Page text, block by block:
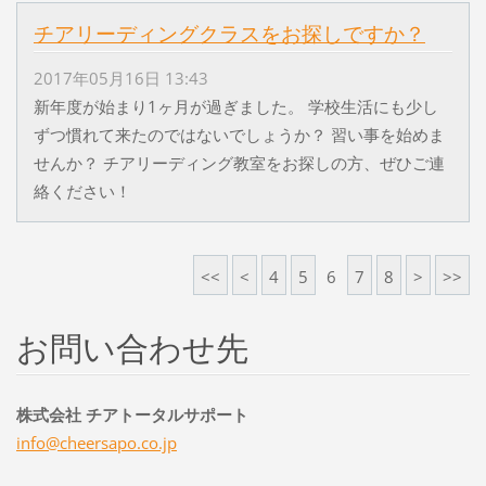
チアリーディングクラスをお探しですか？
2017年05月16日 13:43
新年度が始まり1ヶ月が過ぎました。 学校生活にも少し
ずつ慣れて来たのではないでしょうか？ 習い事を始めま
せんか？ チアリーディング教室をお探しの方、ぜひご連
絡ください！
<< < 4 5 6 7 8 > >>
お問い合わせ先
株式会社 チアトータルサポート
info@cheersapo.co.jp